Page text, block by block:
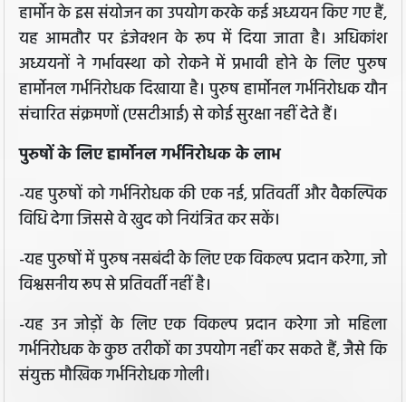
हार्मोन के इस संयोजन का उपयोग करके कई अध्ययन किए गए हैं,
यह आमतौर पर इंजेक्शन के रूप में दिया जाता है। अधिकांश
अध्ययनों ने गर्भावस्था को रोकने में प्रभावी होने के लिए पुरुष
हार्मोनल गर्भनिरोधक दिखाया है। पुरुष हार्मोनल गर्भनिरोधक यौन
संचारित संक्रमणों (एसटीआई) से कोई सुरक्षा नहीं देते हैं।
पुरुषों के लिए हार्मोनल गर्भनिरोधक के लाभ
-यह पुरुषों को गर्भनिरोधक की एक नई, प्रतिवर्ती और वैकल्पिक
विधि देगा जिससे वे खुद को नियंत्रित कर सकें।
-यह पुरुषों में पुरुष नसबंदी के लिए एक विकल्प प्रदान करेगा, जो
विश्वसनीय रूप से प्रतिवर्ती नहीं है।
-यह उन जोड़ों के लिए एक विकल्प प्रदान करेगा जो महिला
गर्भनिरोधक के कुछ तरीकों का उपयोग नहीं कर सकते हैं, जैसे कि
संयुक्त मौखिक गर्भनिरोधक गोली।